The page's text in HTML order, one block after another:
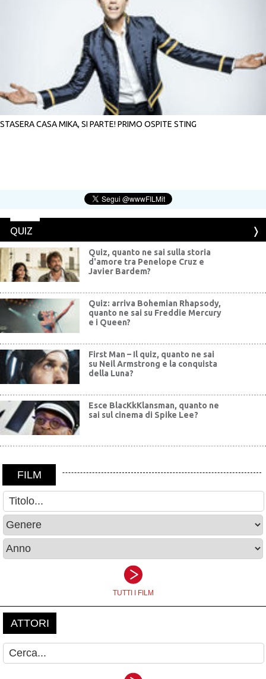
STASERA CASA MIKA, SI PARTE! PRIMO OSPITE STING
QUIZ
Quiz, quanto ne sai sulla storia
d'amore tra Penelope Cruz e
Javier Bardem?
Quiz: arriva Bohemian Rhapsody,
quanto ne sai su Freddie Mercury
e i Queen?
First Man – Il quiz, quanto ne sai
su Neil Armstrong e la conquista
della Luna?
Esce BlacKkKlansman, quanto ne
sai sul cinema di Spike Lee?